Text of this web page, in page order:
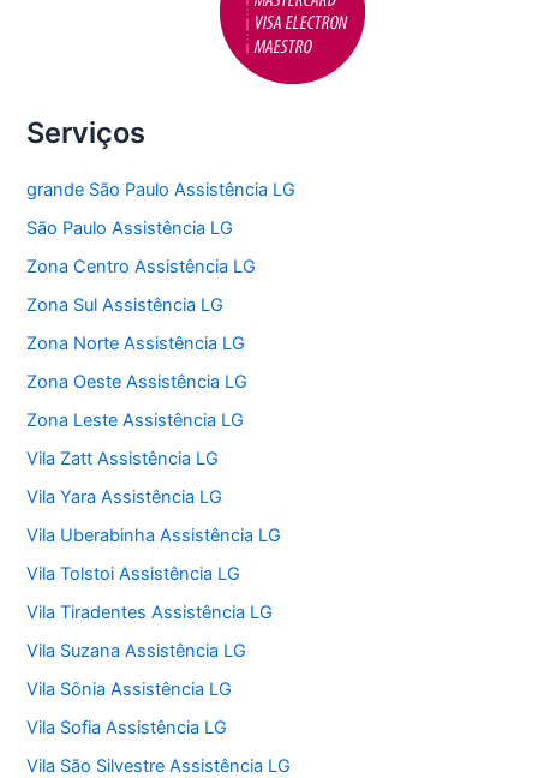
Serviços
grande São Paulo Assistência LG
São Paulo Assistência LG
Zona Centro Assistência LG
Zona Sul Assistência LG
Zona Norte Assistência LG
Zona Oeste Assistência LG
Zona Leste Assistência LG
Vila Zatt Assistência LG
Vila Yara Assistência LG
Vila Uberabinha Assistência LG
Vila Tolstoi Assistência LG
Vila Tiradentes Assistência LG
Vila Suzana Assistência LG
Vila Sônia Assistência LG
Vila Sofia Assistência LG
Vila São Silvestre Assistência LG